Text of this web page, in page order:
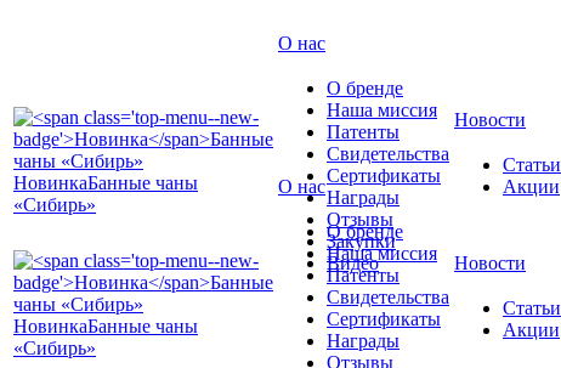
НовинкаБанные чаны
«Сибирь»
О нас
О бренде
Наша миссия
Патенты
Свидетельства
Сертификаты
Награды
Отзывы
Закупки
Видео
Новости
Статьи
Акции
НовинкаБанные чаны
«Сибирь»
О нас
О бренде
Наша миссия
Патенты
Свидетельства
Сертификаты
Награды
Отзывы
Новости
Статьи
Акции